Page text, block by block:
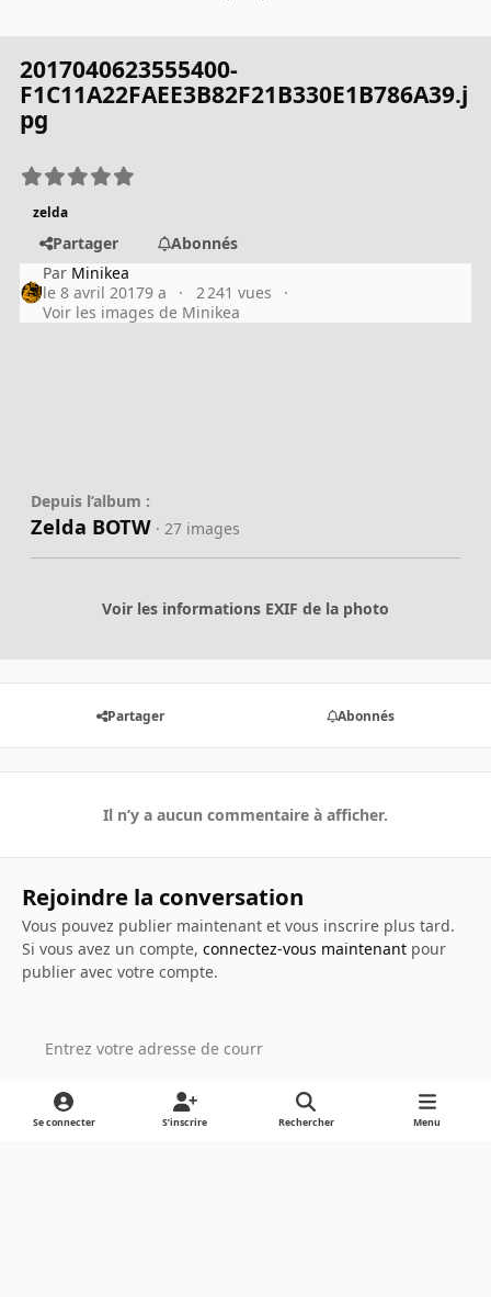
2017040623555400-
F1C11A22FAEE3B82F21B330E1B786A39.j
pg
zelda
Partager
Abonnés
Par Minikea
le 8 avril 20179 a
2 241 vues
Voir les images de Minikea
Depuis l’album :
Zelda BOTW · 27 images
Voir les informations EXIF de la photo
Partager Abonnés
Il n’y a aucun commentaire à afficher.
Rejoindre la conversation
Vous pouvez publier maintenant et vous inscrire plus tard.
Si vous avez un compte, connectez-vous maintenantpour
publier avec votre compte.
Ajouter un commentaire…
Se connecter S’inscrire Rechercher Menu